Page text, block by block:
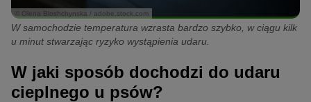
© Olena Bloshchynska / adobe.stock.com
W samochodzie temperatura wzrasta bardzo szybko, w ciągu kilk
u minut stwarzając ryzyko wystąpienia udaru.
W jaki sposób dochodzi do udaru
cieplnego u psów?